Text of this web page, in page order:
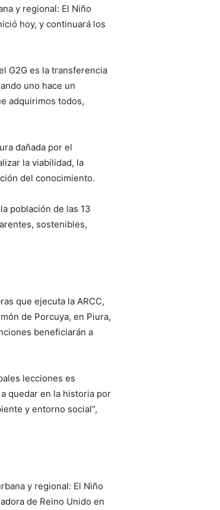
y regional: El Niño
hoy, y continuará los
G2G es la transferencia
uno hace un
adquirimos todos,
dañada por el
la viabilidad, la
del conocimiento.
población de las 13
sostenibles,
que ejecuta la ARCC,
de Porcuya, en Piura,
beneficiarán a
lecciones es
quedar en la historia por
y entorno social”,
y regional: El Niño
de Reino Unido en